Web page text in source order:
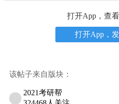
打开App，查
打开App，
该帖子来自版块：
2021考研帮